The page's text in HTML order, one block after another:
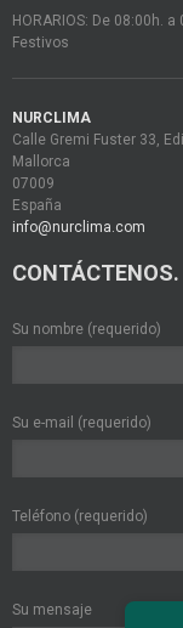
HORARIOS: De 08:00h.
Festivos
NURCLIMA
Calle Gremi Fuster 33,
Mallorca
07009
España
info@nurclima.com
CONTÁCTENOS.
Su nombre (requerido)
Su e-mail (requerido)
Teléfono (requerido)
Su mensaje